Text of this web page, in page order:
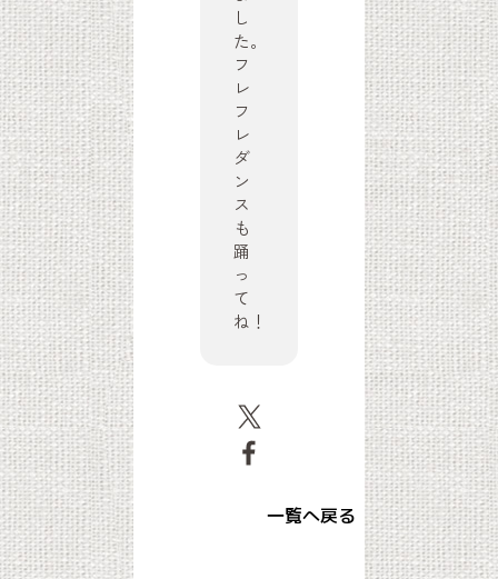
し
た。
フ
レ
フ
レ
ダ
ン
ス
も
踊
っ
て
ね！
一覧へ戻る